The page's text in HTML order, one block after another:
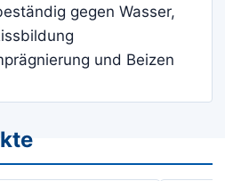
gegen Wasser,
und Beizen